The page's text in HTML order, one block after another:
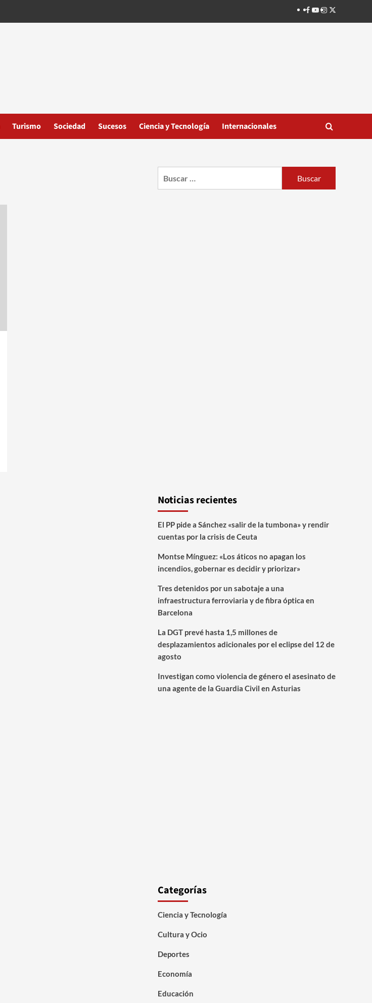
Facebook
Youtube
Instagram
Twitter
Turismo Sociedad Sucesos Ciencia y Tecnología Internacionales
Noticias recientes
El PP pide a Sánchez «salir de la tumbona» y rendir
cuentas por la crisis de Ceuta
Montse Mínguez: «Los áticos no apagan los
incendios, gobernar es decidir y priorizar»
Tres detenidos por un sabotaje a una
infraestructura ferroviaria y de fibra óptica en
Barcelona
La DGT prevé hasta 1,5 millones de
desplazamientos adicionales por el eclipse del 12 de
agosto
Investigan como violencia de género el asesinato de
una agente de la Guardia Civil en Asturias
Categorías
Ciencia y Tecnología
Cultura y Ocio
Deportes
Economía
Educación